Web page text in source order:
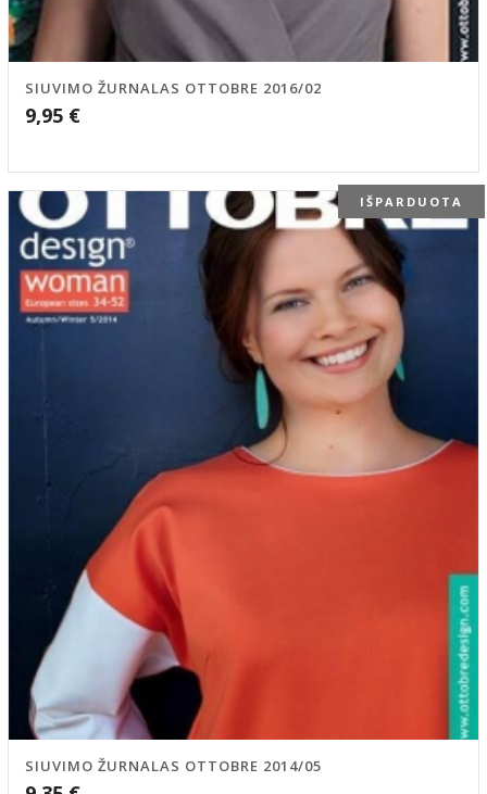
SIUVIMO ŽURNALAS OTTOBRE 2016/02
9,95 €
IŠPARDUOTA
SIUVIMO ŽURNALAS OTTOBRE 2014/05